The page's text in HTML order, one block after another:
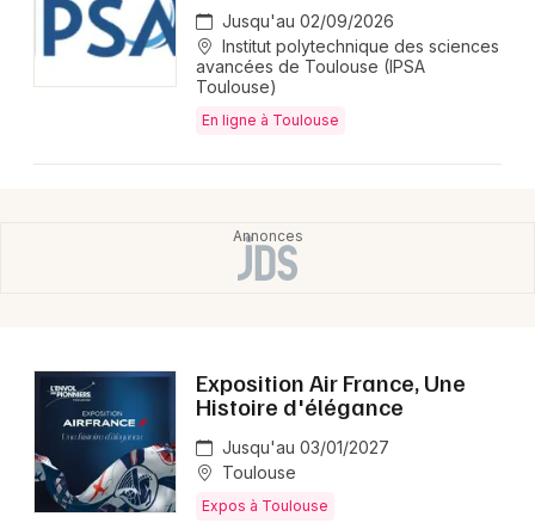
Jusqu'au 02/09/2026
Institut polytechnique des sciences
avancées de Toulouse (IPSA
Toulouse)
En ligne à Toulouse
Exposition Air France, Une
Histoire d'élégance
Jusqu'au 03/01/2027
Toulouse
Expos à Toulouse